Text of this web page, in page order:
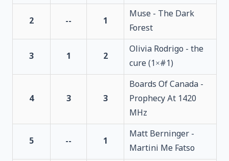
2 -- 1
Muse - The Dark
Forest
3 1 2
Olivia Rodrigo - the
cure (1×#1)
4 3 3
Boards Of Canada -
Prophecy At 1420
MHz
5 -- 1
Matt Berninger -
Martini Me Fatso